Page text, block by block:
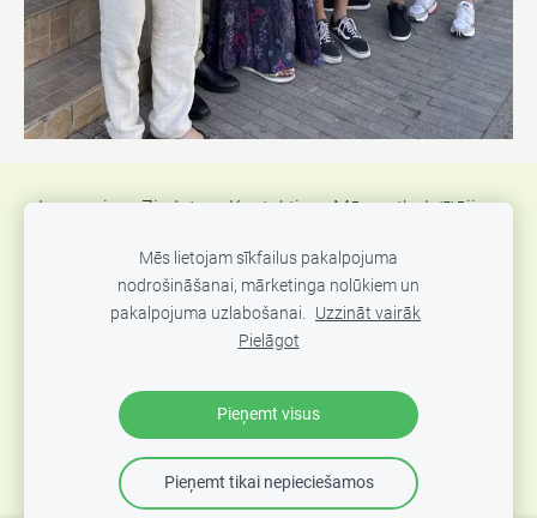
Jaunumi Ziedot Kontakti
Mūsu atbalstītāji
Atsauksmes
Atbalsts Ukrainas kara bēgļiem
Sīkdatnes
"Mozello" sociālās atbildības projekts, atbalstot "Dzīvības
Ēdiens" krīzes virtuvi 🍲
Mēs lietojam sīkfailus pakalpojuma
nodrošināšanai, mārketinga nolūkiem un
pakalpojuma uzlabošanai. Uzzināt vairāk
Pielāgot
Pieņemt visus
Pieņemt tikai nepieciešamos